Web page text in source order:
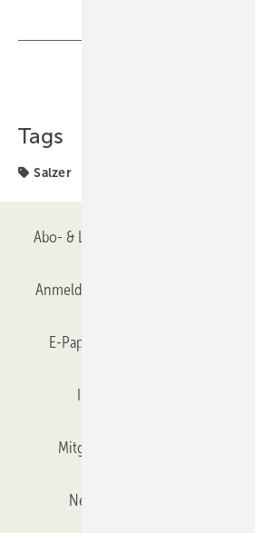
Tags
Salzer
Abo- & Leserservice
Anmelden
E-Paper
Mitgliedschaften und Engagement
Newsletter